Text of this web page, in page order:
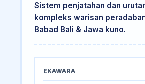
Sistem penjatahan dan
kompleks warisan
Babad Bali & Jawa kuno.
EKAWARA